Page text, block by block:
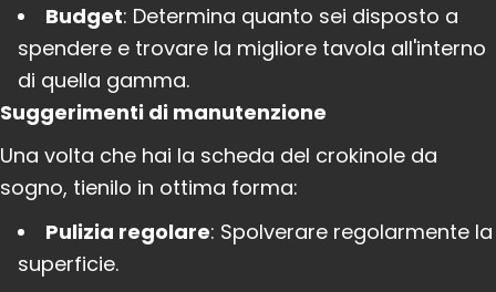
Budget: Determina quanto sei disposto a
spendere e trovare la migliore tavola all'interno
di quella gamma.
Suggerimenti di manutenzione
Una volta che hai la scheda del crokinole da
sogno, tienilo in ottima forma:
Pulizia regolare: Spolverare regolarmente la
superficie.